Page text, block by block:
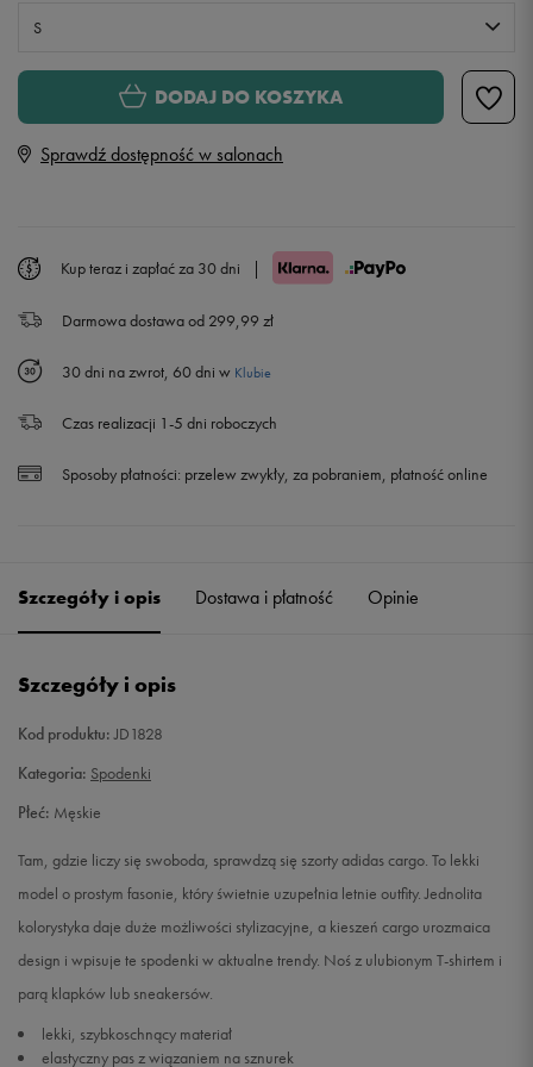
S
M Powiadom o dostępności
XL Powiadom o dostępności
Powiadom o dostępności
DODAJ DO KOSZYKA
Sprawdź dostępność w salonach
Kup teraz i zapłać za 30 dni |
Darmowa dostawa od 299,99 zł
30 dni na zwrot, 60 dni w Klubie
Czas realizacji 1-5 dni roboczych
Sposoby płatności: przelew zwykły, za pobraniem, płatność online
Szczegóły i opis Dostawa i płatność Opinie
Szczegóły i opis
Kod produktu:JD1828
Kategoria: Spodenki
Płeć: Męskie
Tam, gdzie liczy się swoboda, sprawdzą się szorty adidas cargo. To lekki
model o prostym fasonie, który świetnie uzupełnia letnie outfity. Jednolita
kolorystyka daje duże możliwości stylizacyjne, a kieszeń cargo urozmaica
design i wpisuje te spodenki w aktualne trendy. Noś z ulubionym T-shirtem i
parą klapków lub sneakersów.
lekki, szybkoschnący materiał
elastyczny pas z wiązaniem na sznurek